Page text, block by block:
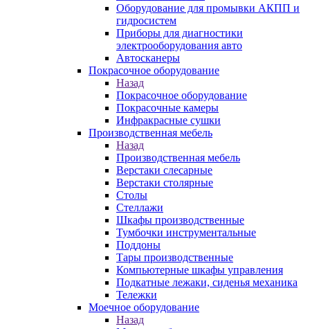
Оборудование для промывки АКПП и
гидросистем
Приборы для диагностики
электрооборудования авто
Автосканеры
Покрасочное оборудование
Назад
Покрасочное оборудование
Покрасочные камеры
Инфракрасные сушки
Производственная мебель
Назад
Производственная мебель
Верстаки слесарные
Верстаки столярные
Столы
Стеллажи
Шкафы производственные
Тумбочки инструментальные
Поддоны
Тары производственные
Компьютерные шкафы управления
Подкатные лежаки, сиденья механика
Тележки
Моечное оборудование
Назад